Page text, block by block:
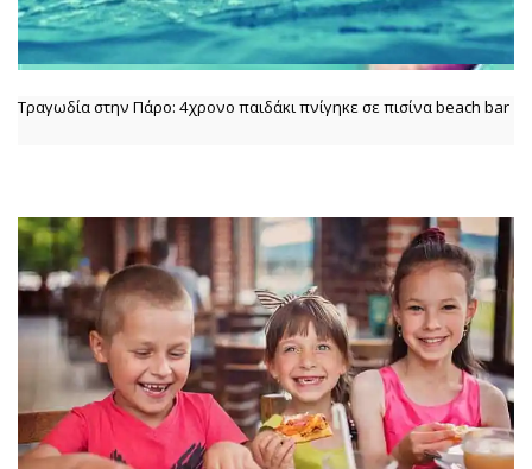
Τραγωδία στην Πάρο: 4χρονο παιδάκι πνίγηκε σε πισίνα beach bar